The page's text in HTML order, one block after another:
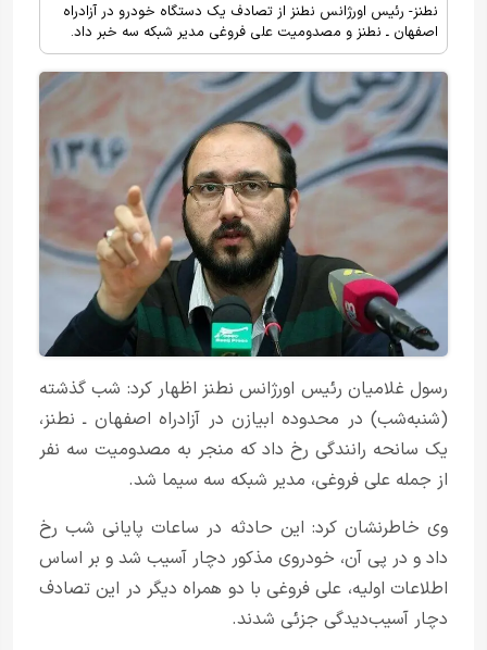
نطنز- رئیس اورژانس نطنز از تصادف یک دستگاه خودرو در آزادراه
اصفهان ـ نطنز و مصدومیت علی فروغی مدیر شبکه سه خبر داد.
رسول غلامیان رئیس اورژانس نطنز اظهار کرد: شب گذشته
(شنبه‌شب) در محدوده ابیازن در آزادراه اصفهان ـ نطنز،
یک سانحه رانندگی رخ داد که منجر به مصدومیت سه نفر
از جمله علی فروغی، مدیر شبکه سه سیما شد.
وی خاطرنشان کرد: این حادثه در ساعات پایانی شب رخ
داد و در پی آن، خودروی مذکور دچار آسیب شد و بر اساس
اطلاعات اولیه، علی فروغی با دو همراه دیگر در این تصادف
دچار آسیب‌دیدگی جزئی شدند.